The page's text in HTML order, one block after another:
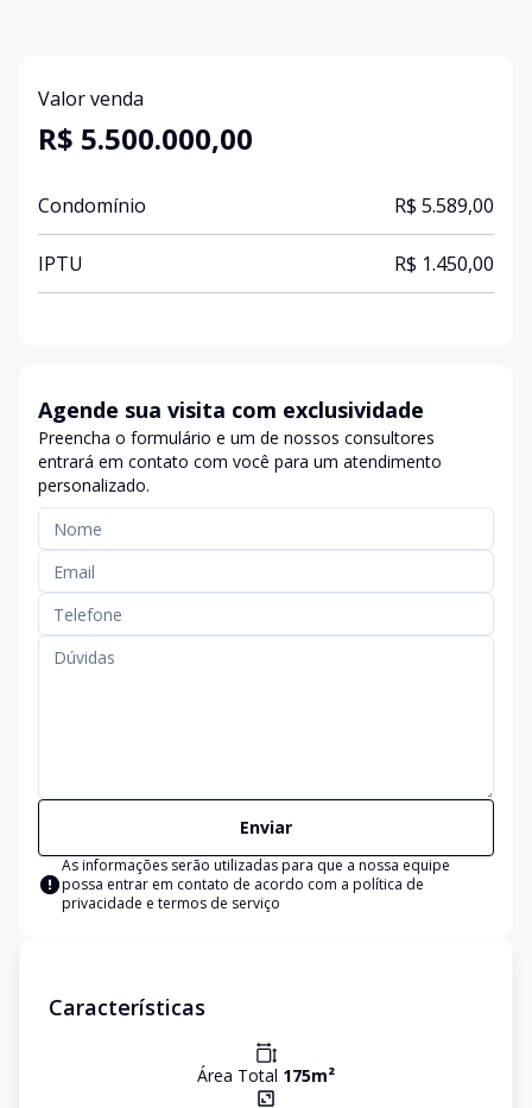
Valor venda
R$ 5.500.000,00
Condomínio R$ 5.589,00
IPTU R$ 1.450,00
Agende sua visita com exclusividade
Preencha o formulário e um de nossos consultores
entrará em contato com você para um atendimento
personalizado.
Enviar
As informações serão utilizadas para que a nossa equipe
possa entrar em contato de acordo com a política de
privacidade e termos de serviço
Características
Área Total 175m²